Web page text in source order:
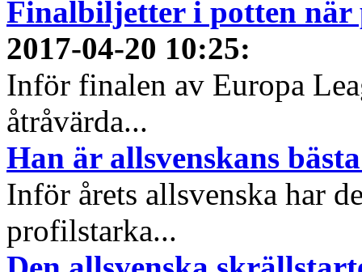
Finalbiljetter i potten när
2017-04-20 10:25:
Inför finalen av Europa
åtråvärda...
Han är allsvenskans
Inför årets allsvenska har
profilstarka...